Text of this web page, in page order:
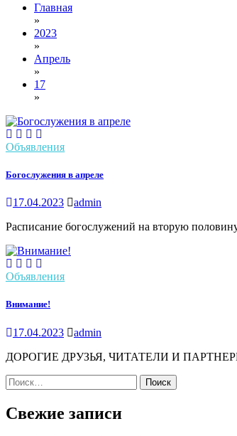
Главная
»
2023
»
Апрель
»
17
»
Объявления
Богослужения в апреле
17.04.2023
admin
Расписание богослужений на вторую
Объявления
Внимание!
17.04.2023
admin
ДОРОГИЕ ДРУЗЬЯ, ЧИТАТЕЛИ И ПАРТНЕРЫ!
Найти:
Свежие записи